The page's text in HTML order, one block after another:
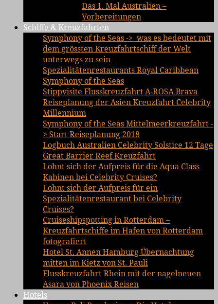
Das 1. Mal Australien –
Vorbereitungen
Schiffe & Kreuzfahrten
Symphony of the Seas -> was es bedeutet mit
dem grössten Kreuzfahrtschiff der Welt
unterwegs zu sein
Spezialitätenrestaurants Royal Caribbean
Symphony of the Seas
Stippvisite Flusskreuzfahrt A-ROSA Brava
Reiseplanung der Asien Kreuzfahrt Celebrity
Millennium
Symphony of the Seas Mittelmeerkreuzfahrt -
> Start Reiseplanung 2018
Logbuch Australien Celebrity Solstice 12 Tage
Great Barrier Reef Kreuzfahrt
Lohnt sich der Aufpreis für die Aqua Class
Kabinen bei Celebrity Cruises?
Lohnt sich der Aufpreis für ein
Spezialitätenrestaurant bei Celebrity
Cruises?
Cruiseshipspotting in Rotterdam –
Kreuzfahrtschiffe im Hafen von Rotterdam
fotografiert
Hotel St. Annen Hamburg Übernachtung
mitten im Kietz von St. Pauli
Flusskreuzfahrt Rhein mit der nagelneuen
Asara von Phoenix Reisen
Hotels